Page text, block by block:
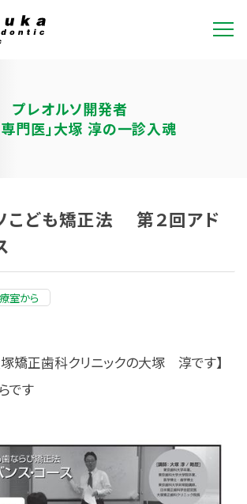
ニ
プレオルソ開発者
専門医」大塚 淳の一診入魂
ソこども矯正法 第２回アド
室から
矯正歯科クリニックの大塚 淳です】
です